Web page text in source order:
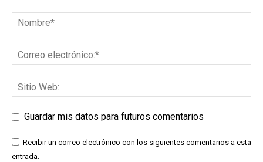
Guardar mis datos para futuros comentarios
Recibir un correo electrónico con los siguientes comentarios a esta
entrada.